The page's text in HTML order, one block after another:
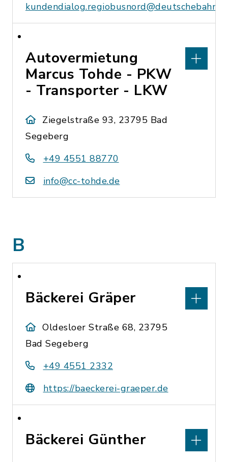
Autovermietung
Marcus Tohde - PKW
- Transporter - LKW
Ziegelstraße 93, 23795 Bad
Segeberg
+49 4551 88770
info@cc-tohde.de
B
Bäckerei Gräper
Oldesloer Straße 68, 23795
Bad Segeberg
+49 4551 2332
https://baeckerei-graeper.de
Bäckerei Günther